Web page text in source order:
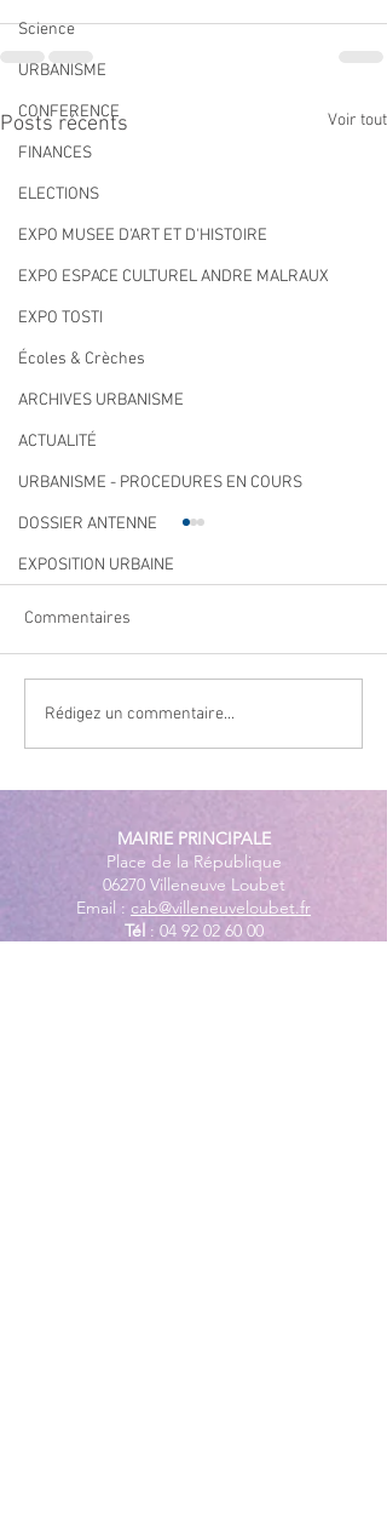
Science
URBANISME
CONFERENCE
FINANCES
ELECTIONS
EXPO MUSEE D'ART ET D'HISTOIRE
EXPO ESPACE CULTUREL ANDRE MALRAUX
EXPO TOSTI
Écoles & Crèches
ARCHIVES URBANISME
ACTUALITÉ
URBANISME - PROCEDURES EN COURS
DOSSIER ANTENNE
EXPOSITION URBAINE
Posts récents Voir tout
Navettes estivales Envibus
gratuites
Commentaires
Rédigez un commentaire...
MAIRIE PRINCIPALE
Place de la République
06270 Villeneuve Loubet
Email : cab@villeneuveloubet.fr
Tél : 04 92 02 60 00